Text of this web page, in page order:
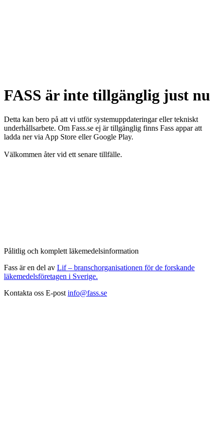
FASS är inte tillgänglig just nu
Detta kan bero på att vi utför systemuppdateringar eller tekniskt
underhållsarbete. Om Fass.se ej är tillgänglig finns Fass appar att
ladda ner via App Store eller Google Play.
Välkommen åter vid ett senare tillfälle.
Pålitlig och komplett läkemedelsinformation
Fass är en del av Lif – branschorganisationen för de forskande
läkemedelsföretagen i Sverige.
Kontakta oss E-post info@fass.se